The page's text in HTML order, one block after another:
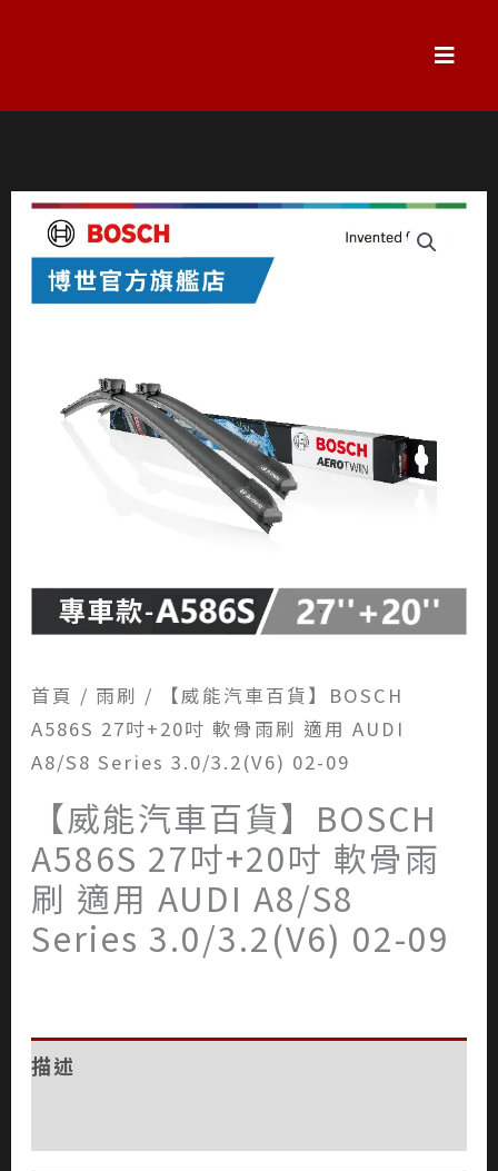
容
首頁 / 雨刷 / 【威能汽車百貨】BOSCH
A586S 27吋+20吋 軟骨雨刷 適用 AUDI
A8/S8 Series 3.0/3.2(V6) 02-09
【威能汽車百貨】BOSCH
A586S 27吋+20吋 軟骨雨
刷 適用 AUDI A8/S8
Series 3.0/3.2(V6) 02-09
描述